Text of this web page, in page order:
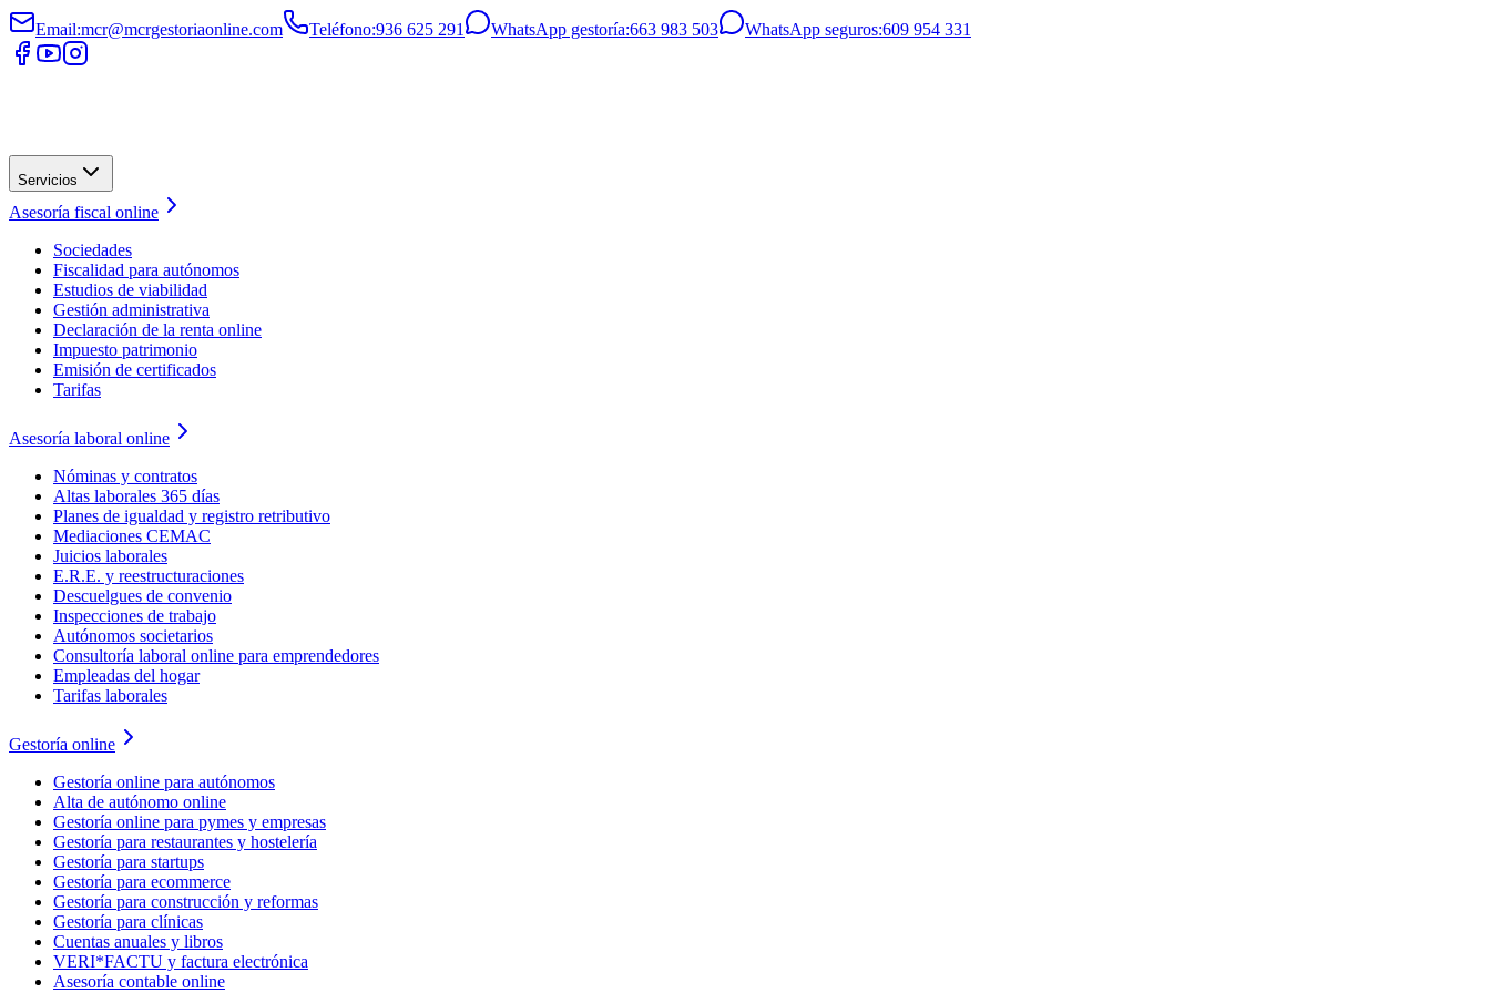
Email:mcr@mcrgestoriaonline.com Teléfono:936 625 291 WhatsApp gestoría:663 983 503 WhatsApp seguros:609 954 331
Servicios
Asesoría fiscal online
Sociedades
Fiscalidad para autónomos
Estudios de viabilidad
Gestión administrativa
Declaración de la renta online
Impuesto patrimonio
Emisión de certificados
Tarifas
Asesoría laboral online
Nóminas y contratos
Altas laborales 365 días
Planes de igualdad y registro retributivo
Mediaciones CEMAC
Juicios laborales
E.R.E. y reestructuraciones
Descuelgues de convenio
Inspecciones de trabajo
Autónomos societarios
Consultoría laboral online para emprendedores
Empleadas del hogar
Tarifas laborales
Gestoría online
Gestoría online para autónomos
Alta de autónomo online
Gestoría online para pymes y empresas
Gestoría para restaurantes y hostelería
Gestoría para startups
Gestoría para ecommerce
Gestoría para construcción y reformas
Gestoría para clínicas
Cuentas anuales y libros
VERI*FACTU y factura electrónica
Asesoría contable online